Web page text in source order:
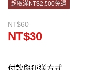
超取滿NT$2,500免運
NT$60
NT$30
付款與運送方式